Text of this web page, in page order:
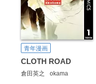
青年漫画
CLOTH ROAD
倉田英之 okama